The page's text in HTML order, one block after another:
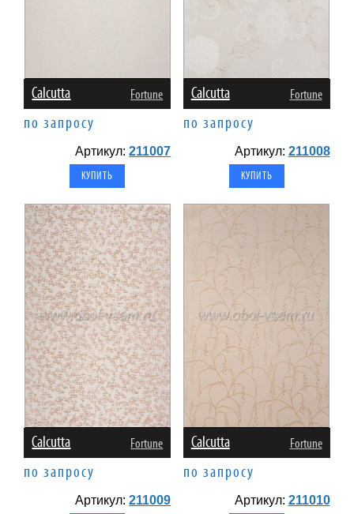
Calcutta Fortune
по запросу
Артикул:211007
Calcutta Fortune
по запросу
Артикул: 211008
Calcutta Fortune
по запросу
Артикул:211009
Calcutta Fortune
по запросу
Артикул: 211010